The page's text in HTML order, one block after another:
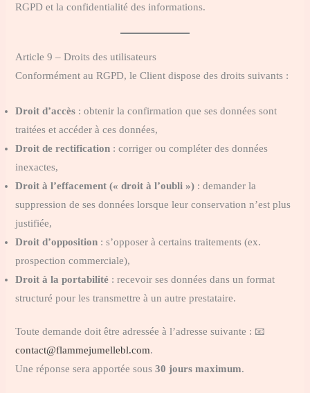
RGPD et la confidentialité des informations.
Article 9 – Droits des utilisateurs
Conformément au RGPD, le Client dispose des droits suivants :
Droit d’accès : obtenir la confirmation que ses données sont
traitées et accéder à ces données,
Droit de rectification : corriger ou compléter des données
inexactes,
Droit à l’effacement (« droit à l’oubli ») : demander la
suppression de ses données lorsque leur conservation n’est plus
justifiée,
Droit d’opposition : s’opposer à certains traitements (ex.
prospection commerciale),
Droit à la portabilité : recevoir ses données dans un format
structuré pour les transmettre à un autre prestataire.
Toute demande doit être adressée à l’adresse suivante : 📧
contact@flammejumellebl.com.
Une réponse sera apportée sous30 jours maximum.